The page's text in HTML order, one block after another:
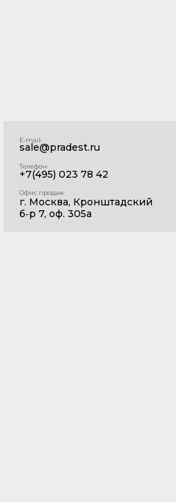
sale@pradest.ru
E‑mail꞉
+7(495) 023 78 42
Телефон꞉
г. Москва, Кронштадский
б‑р 7, оф. 305а
Офис продаж꞉